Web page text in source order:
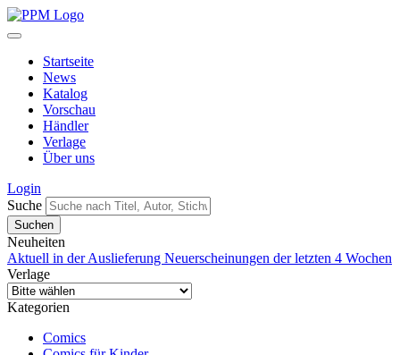
Startseite
News
Katalog
Vorschau
Händler
Verlage
Über uns
Login
Suche
Neuheiten
Aktuell in der Auslieferung Neuerscheinungen der letzten 4 Wochen
Verlage
Kategorien
Comics